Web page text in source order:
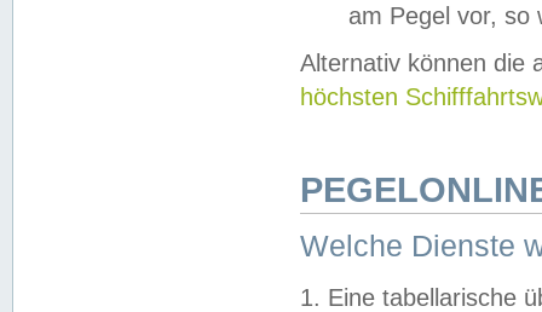
am Pegel vor,
Alternativ können die
höchsten
Welche Dienste
1. Eine tabellarische